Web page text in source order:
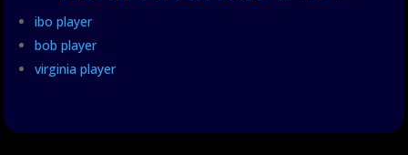
ibo player
bob player
virginia player